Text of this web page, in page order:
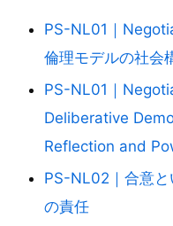
PS-NL01｜
倫理モデルの社会
PS-NL01｜
Deliberative
Reflection and
PS-NL02｜合意
の責任